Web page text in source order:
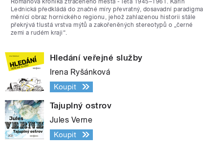
Lednická předkládá do značné míry převratný, dosavadní paradigma
měnící obraz hornického regionu, jehož zahlazenou historii stále
překrývá tlustá vrstva mýtů a zakořeněných stereotypů o „černé
zemi a rudém kraji“.
Hledání veřejné služby
Irena Ryšánková
Koupit
Tajuplný ostrov
Jules Verne
Koupit